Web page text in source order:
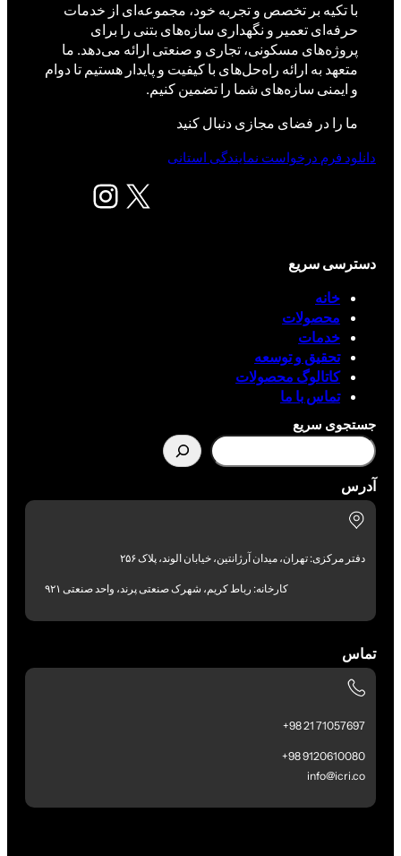
با تکیه بر تخصص و تجربه خود، مجموعه‌ای از خدمات
حرفه‌ای تعمیر و نگهداری سازه‌های بتنی را برای
پروژه‌های مسکونی، تجاری و صنعتی ارائه می‌دهد. ما
متعهد به ارائه راه‌حل‌های با کیفیت و پایدار هستیم تا دوام
و ایمنی سازه‌های شما را تضمین کنیم.
ما را در فضای مجازی دنبال کنید
X اینستاگرم
دانلود فرم درخواست نمایندگی استانی
دسترسی سریع
خانه
محصولات
خدمات
تحقیق و توسعه
کاتالوگ محصولات
تماس با ما
جستجوی سریع
آدرس
دفتر مرکزی: تهران، میدان آرژانتین، خیابان الوند، پلاک ۲۵۶
کارخانه: رباط کریم، شهرک صنعتی پرند، واحد صنعتی ۹۲۱
تماس
71057697 21 98+
9120610080 98+
info@icri.co